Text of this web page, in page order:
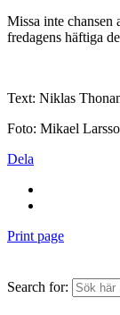
Missa inte chansen
fredagens häftiga
Text: Niklas
Foto: Mikael
Dela
Print page
Search for: